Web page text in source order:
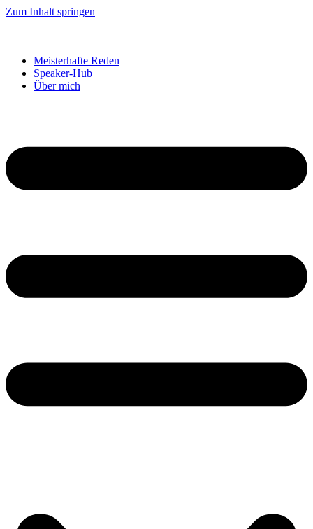
Zum Inhalt springen
Meisterhafte Reden
Speaker-Hub
Über mich